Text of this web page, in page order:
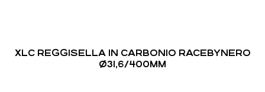
XLC REGGISELLA IN CARBONIO RACEBYNERO
Ø31,6/400MM